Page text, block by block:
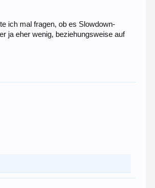
ich mal fragen, ob es Slowdown-
ja eher wenig, beziehungsweise auf